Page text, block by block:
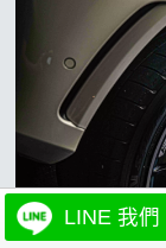
LINE 我們